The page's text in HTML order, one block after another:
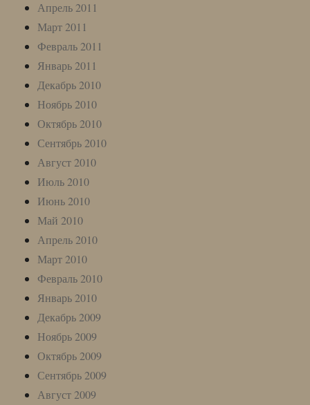
Апрель 2011
Март 2011
Февраль 2011
Январь 2011
Декабрь 2010
Ноябрь 2010
Октябрь 2010
Сентябрь 2010
Август 2010
Июль 2010
Июнь 2010
Май 2010
Апрель 2010
Март 2010
Февраль 2010
Январь 2010
Декабрь 2009
Ноябрь 2009
Октябрь 2009
Сентябрь 2009
Август 2009